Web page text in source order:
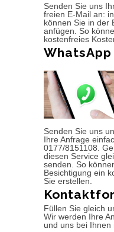
Senden Sie uns
freien E-Mail an:
können Sie in der
anfügen. So
kostenfreies
Senden Sie uns
Ihre Anfrage
0177/8151108.
diesen Service
senden. So
Besichtigung ein
Sie erstellen.
Füllen Sie gleich
Wir werden Ihre
und uns bei Ihnen